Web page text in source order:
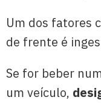
Um dos fatores
de frente é
Se for beber
um veículo,